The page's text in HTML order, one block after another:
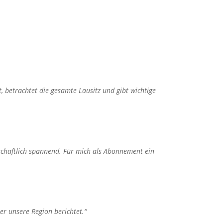
betrachtet die gesamte Lausitz und gibt wichtige
spannend. Für mich als Abonnement ein
unsere Region berichtet.“